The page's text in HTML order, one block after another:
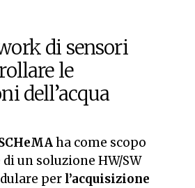
di sensori
le
dell’acqua
ha come scopo
un soluzione HW/SW
per l’acquisizione